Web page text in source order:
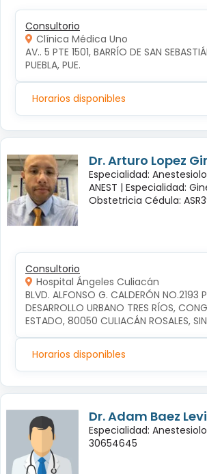
Consultorio
Clínica Médica Uno
AV.. 5 PTE 1501, BARRÍO DE SAN
PUEBLA, PUE.
Horarios disponibles
Dr. Arturo Lopez
Especialidad:
ANEST | Especialidad:
Obstetricia Cédula:
Consultorio
Hospital Ángeles Culiacán
BLVD. ALFONSO G. CALDERÓN NO.2193
DESARROLLO URBANO TRES RÍOS,
ESTADO, 80050 CULIACÁN ROSALES,
Horarios disponibles
Dr. Adam Baez
Especialidad:
30654645